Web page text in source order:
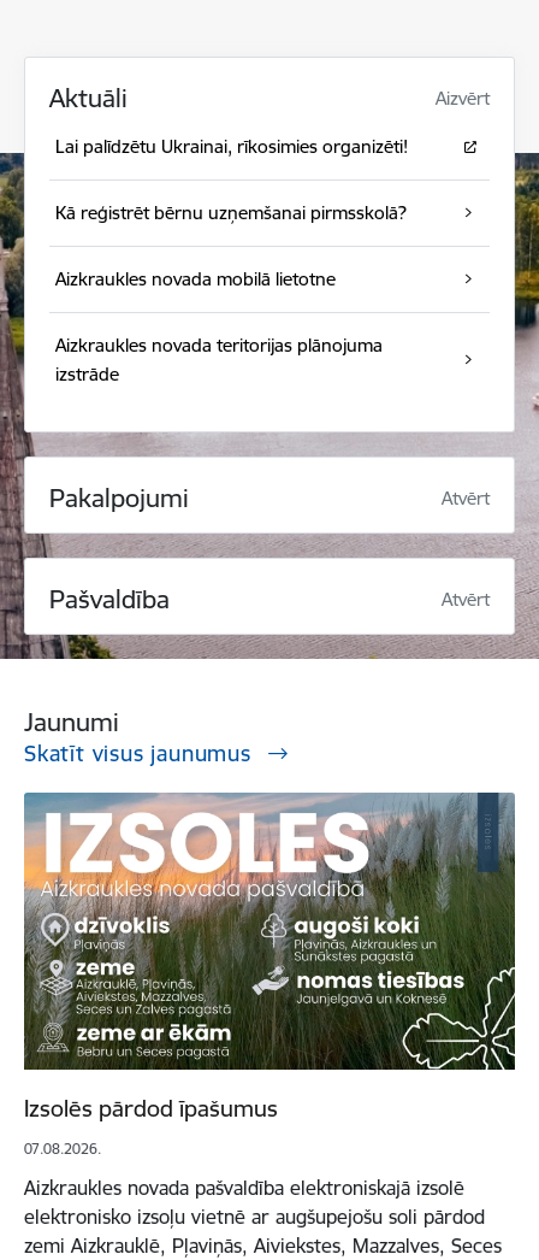
Aktuāli Aizvērt
Lai palīdzētu Ukrainai, rīkosimies organizēti!
Kā reģistrēt bērnu uzņemšanai pirmsskolā?
Aizkraukles novada mobilā lietotne
Aizkraukles novada teritorijas plānojuma
izstrāde
Pakalpojumi Atvērt
Pašvaldība Atvērt
Jaunumi
Skatīt visus jaunumus
Izsolēs pārdod īpašumus
07.08.2026.
Aizkraukles novada pašvaldība elektroniskajā izsolē
elektronisko izsoļu vietnē ar augšupejošu soli pārdod
zemi Aizkrauklē, Pļaviņās, Aiviekstes, Mazzalves, Seces